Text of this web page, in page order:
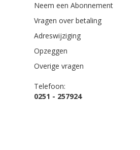
Neem een Abonnement
Vragen over betaling
Adreswijziging
Opzeggen
Overige vragen
Telefoon:
0251 - 257924